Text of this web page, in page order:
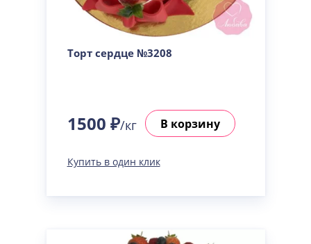
Торт сердце №3208
1500 ₽/кг В корзину
Купить в один клик